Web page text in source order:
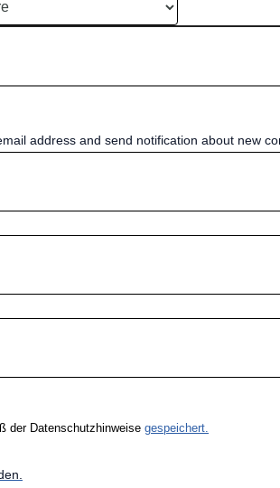
address and send notification about new
der Datenschutzhinweise gespeichert.